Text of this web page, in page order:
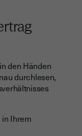
den Händen
durchlesen,
Ihrem